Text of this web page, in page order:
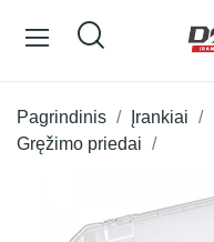
Pagrindinis Įrankiai
Gręžimo priedai